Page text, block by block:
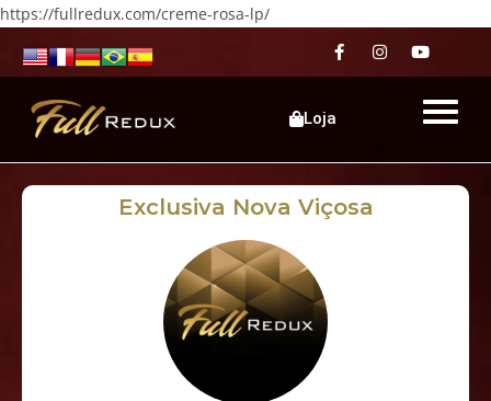
https://fullredux.com/creme-rosa-lp/
Loja
Exclusiva Nova Viçosa